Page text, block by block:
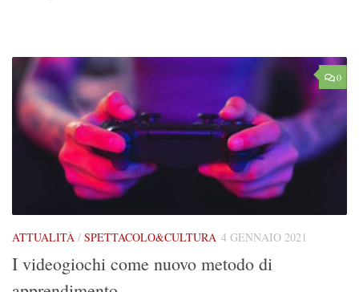
0
ATTUALITÀ / SPETTACOLO&CULTURA 4 GENNAIO 2021
I videogiochi come nuovo metodo di